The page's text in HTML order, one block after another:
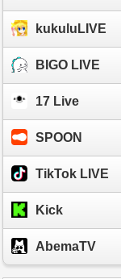
kukuluLIVE
BIGO LIVE
17 Live
SPOON
TikTok LIVE
Kick
AbemaTV